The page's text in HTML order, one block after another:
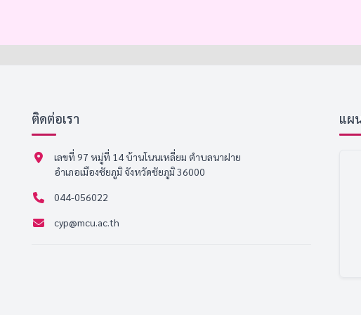
ติดต่อเรา
เลขที่ 97 หมู่ที่ 14 บ้านโนนเหลี่ยม ตำบลนาฝาย
อำเภอเมืองชัยภูมิ จังหวัดชัยภูมิ 36000
044-056022
cyp@mcu.ac.th
แผ